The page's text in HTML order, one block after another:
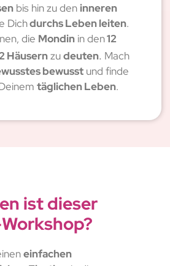
bis hin zu den inneren
Dichdurchs Leben leiten.
die Mondin in den12
Häusernzudeuten. Mach
bewusst und finde
täglichen Leben.
ist dieser
einfachen